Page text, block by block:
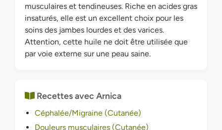
musculaires et tendineuses. Riche en acides gras
insaturés, elle est un excellent choix pour les
soins des jambes lourdes et des varices.
Attention, cette huile ne doit être utilisée que
par voie externe sur une peau saine.
Recettes avec Arnica
Céphalée/Migraine (Cutanée)
Douleurs musculaires (Cutanée)